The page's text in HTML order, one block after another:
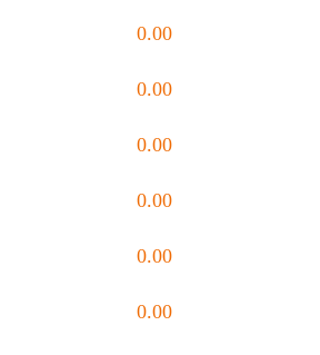
0.00
0.00
0.00
0.00
0.00
0.00